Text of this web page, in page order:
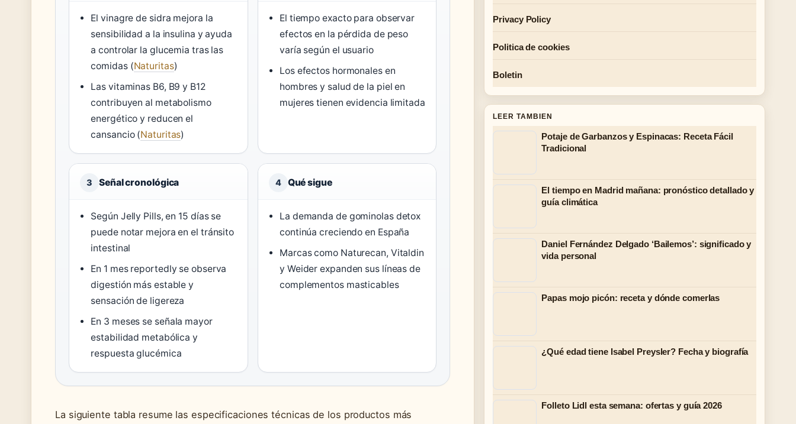
El vinagre de sidra mejora la
sensibilidad a la insulina y ayuda
a controlar la glucemia tras las
comidas (Naturitas)
Las vitaminas B6, B9 y B12
contribuyen al metabolismo
energético y reducen el
cansancio (Naturitas)
El tiempo exacto para observar
efectos en la pérdida de peso
varía según el usuario
Los efectos hormonales en
hombres y salud de la piel en
mujeres tienen evidencia limitada
3 Señal cronológica
Según Jelly Pills, en 15 días se
puede notar mejora en el tránsito
intestinal
En 1 mes reportedly se observa
digestión más estable y
sensación de ligereza
En 3 meses se señala mayor
estabilidad metabólica y
respuesta glucémica
4 Qué sigue
La demanda de gominolas detox
continúa creciendo en España
Marcas como Naturecan, Vitaldin
y Weider expanden sus líneas de
complementos masticables
La siguiente tabla resume las especificaciones técnicas de los productos más
Privacy Policy
Politica de cookies
Boletin
LEER TAMBIEN
Potaje de Garbanzos y Espinacas: Receta Fácil
Tradicional
El tiempo en Madrid mañana: pronóstico detallado y
guía climática
Daniel Fernández Delgado ‘Bailemos’: significado y
vida personal
Papas mojo picón: receta y dónde comerlas
¿Qué edad tiene Isabel Preysler? Fecha y biografía
Folleto Lidl esta semana: ofertas y guía 2026